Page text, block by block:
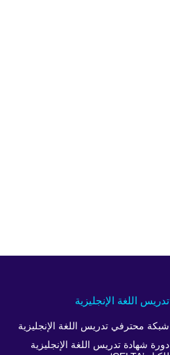
تدريس اللغة الإنجليزية
شبكة محترفي تدريس اللغة الإنجليزية
دورة شهادة تدريس اللغة الإنجليزية